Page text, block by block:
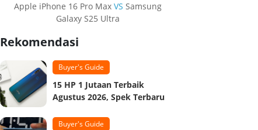
Apple iPhone 16 Pro Max VS Samsung
Galaxy S25 Ultra
Rekomendasi
Buyer's Guide
15 HP 1 Jutaan Terbaik
Agustus 2026, Spek Terbaru
Buyer's Guide